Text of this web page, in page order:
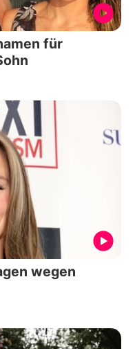
für
wegen